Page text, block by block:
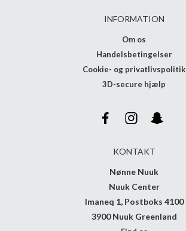
INFORMATION
Om os
Handelsbetingelser
Cookie- og privatlivspolitik
3D-secure hjælp
KONTAKT
Nønne Nuuk
Nuuk Center
Imaneq 1, Postboks 4100
3900 Nuuk Greenland